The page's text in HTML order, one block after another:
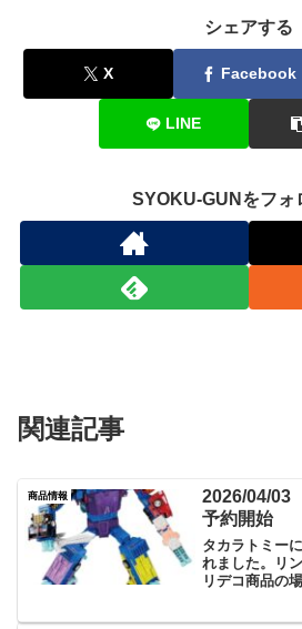
シェアする
X Facebook
LINE
SYOKU-GUNをフォ
関連記事
商品情報
2026/04/03
予約開始
タカラトミー
れました。リ
リデコ商品の